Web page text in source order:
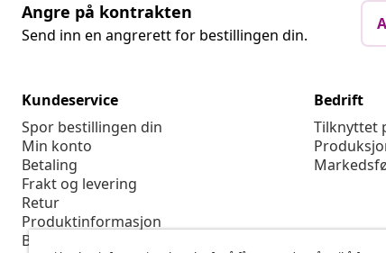
Angre på kontrakten
Send inn en angrerett for bestillingen din.
Kundeservice
Spor bestillingen din
Min konto
Betaling
Frakt og levering
Retur
Produktinformasjon
Bestilling
Bedrift
Tilknyttet